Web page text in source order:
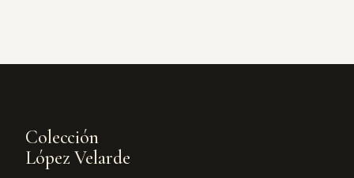
Colección
López Velarde